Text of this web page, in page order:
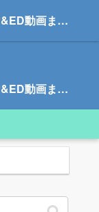
今期OP&ED動画まとめ
今期OP&ED動画まとめ